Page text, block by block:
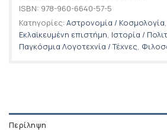
ISBN: 978-960-6640-57-5
Κατηγορίες: Αστρονομία / Κοσμολογία,
Εκλαϊκευμένη επιστήμη, Ιστορία /
Παγκόσμια Λογοτεχνία / Τέχνες,
Περίληψη